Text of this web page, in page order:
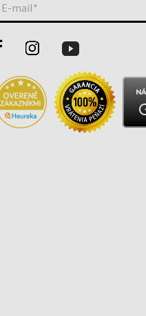
E-mail*